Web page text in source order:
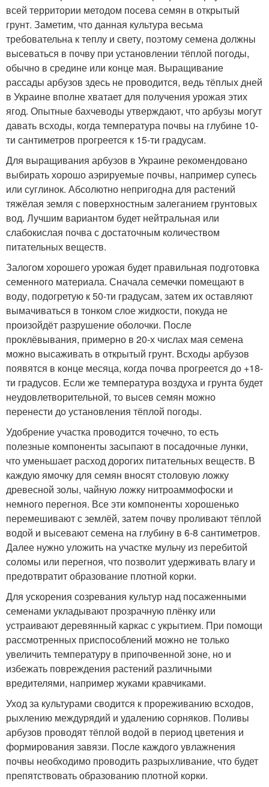
всей территории методом посева семян в открытый
грунт. Заметим, что данная культура весьма
требовательна к теплу и свету, поэтому семена должны
высеваться в почву при установлении тёплой погоды,
обычно в средине или конце мая. Выращивание
рассады арбузов здесь не проводится, ведь тёплых дней
в Украине вполне хватает для получения урожая этих
ягод. Опытные бахчеводы утверждают, что арбузы могут
давать всходы, когда температура почвы на глубине 10-
ти сантиметров прогреется к 15-ти градусам.
Для выращивания арбузов в Украине рекомендовано
выбирать хорошо аэрируемые почвы, например супесь
или суглинок. Абсолютно непригодна для растений
тяжёлая земля с поверхностным залеганием грунтовых
вод. Лучшим вариантом будет нейтральная или
слабокислая почва с достаточным количеством
питательных веществ.
Залогом хорошего урожая будет правильная подготовка
семенного материала. Сначала семечки помещают в
воду, подогретую к 50-ти градусам, затем их оставляют
вымачиваться в тонком слое жидкости, покуда не
произойдёт разрушение оболочки. После
проклёвывания, примерно в 20-х числах мая семена
можно высаживать в открытый грунт. Всходы арбузов
появятся в конце месяца, когда почва прогреется до +18-
ти градусов. Если же температура воздуха и грунта будет
неудовлетворительной, то высев семян можно
перенести до установления тёплой погоды.
Удобрение участка проводится точечно, то есть
полезные компоненты засыпают в посадочные лунки,
что уменьшает расход дорогих питательных веществ. В
каждую ямочку для семян вносят столовую ложку
древесной золы, чайную ложку нитроаммофоски и
немного перегноя. Все эти компоненты хорошенько
перемешивают с землёй, затем почву проливают тёплой
водой и высевают семена на глубину в 6-8 сантиметров.
Далее нужно уложить на участке мульчу из перебитой
соломы или перегноя, что позволит удерживать влагу и
предотвратит образование плотной корки.
Для ускорения созревания культур над посаженными
семенами укладывают прозрачную плёнку или
устраивают деревянный каркас с укрытием. При помощи
рассмотренных приспособлений можно не только
увеличить температуру в припочвенной зоне, но и
избежать повреждения растений различными
вредителями, например жуками кравчиками.
Уход за культурами сводится к прореживанию всходов,
рыхлению междурядий и удалению сорняков. Поливы
арбузов проводят тёплой водой в период цветения и
формирования завязи. После каждого увлажнения
почвы необходимо проводить разрыхливание, что будет
препятствовать образованию плотной корки.